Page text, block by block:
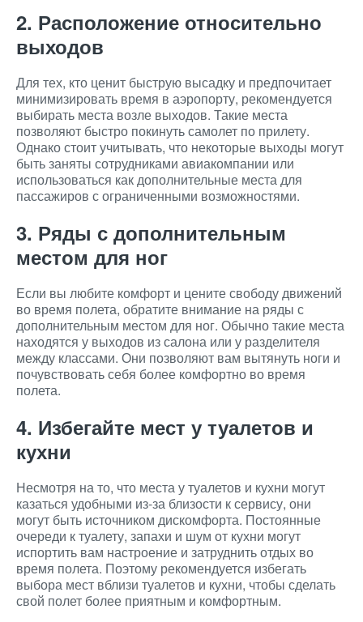
2. Расположение относительно
выходов
Для тех, кто ценит быструю высадку и предпочитает
минимизировать время в аэропорту, рекомендуется
выбирать места возле выходов. Такие места
позволяют быстро покинуть самолет по прилету.
Однако стоит учитывать, что некоторые выходы могут
быть заняты сотрудниками авиакомпании или
использоваться как дополнительные места для
пассажиров с ограниченными возможностями.
3. Ряды с дополнительным
местом для ног
Если вы любите комфорт и цените свободу движений
во время полета, обратите внимание на ряды с
дополнительным местом для ног. Обычно такие места
находятся у выходов из салона или у разделителя
между классами. Они позволяют вам вытянуть ноги и
почувствовать себя более комфортно во время
полета.
4. Избегайте мест у туалетов и
кухни
Несмотря на то, что места у туалетов и кухни могут
казаться удобными из-за близости к сервису, они
могут быть источником дискомфорта. Постоянные
очереди к туалету, запахи и шум от кухни могут
испортить вам настроение и затруднить отдых во
время полета. Поэтому рекомендуется избегать
выбора мест вблизи туалетов и кухни, чтобы сделать
свой полет более приятным и комфортным.